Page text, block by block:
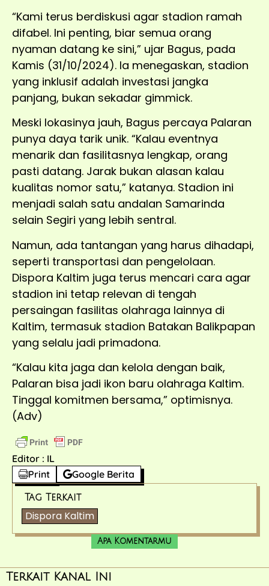
“Kami terus berdiskusi agar stadion ramah
difabel. Ini penting, biar semua orang
nyaman datang ke sini,” ujar Bagus, pada
Kamis (31/10/2024). Ia menegaskan, stadion
yang inklusif adalah investasi jangka
panjang, bukan sekadar gimmick.
Meski lokasinya jauh, Bagus percaya Palaran
punya daya tarik unik. “Kalau eventnya
menarik dan fasilitasnya lengkap, orang
pasti datang. Jarak bukan alasan kalau
kualitas nomor satu,” katanya. Stadion ini
menjadi salah satu andalan Samarinda
selain Segiri yang lebih sentral.
Namun, ada tantangan yang harus dihadapi,
seperti transportasi dan pengelolaan.
Dispora Kaltim juga terus mencari cara agar
stadion ini tetap relevan di tengah
persaingan fasilitas olahraga lainnya di
Kaltim, termasuk stadion Batakan Balikpapan
yang selalu jadi primadona.
“Kalau kita jaga dan kelola dengan baik,
Palaran bisa jadi ikon baru olahraga Kaltim.
Tinggal komitmen bersama,” optimisnya.
(Adv)
Editor : IL
Print
Google Berita
Tag Terkait
Dispora Kaltim
Apa Komentarmu
Terkait Kanal Ini